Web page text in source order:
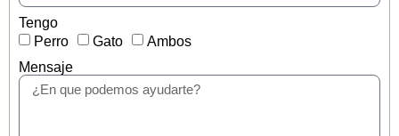
Tengo
Perro
Gato
Ambos
Mensaje